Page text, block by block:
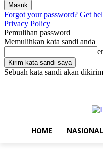
Forgot your password? Get
Privacy Policy
Pemulihan password
Memulihkan kata sandi anda
Sebuah kata sandi akan
HOME NASIONAL